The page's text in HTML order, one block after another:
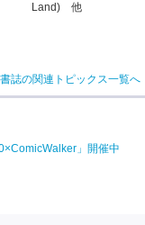
Land) 他
誌の関連トピックス一覧へ
」開催中